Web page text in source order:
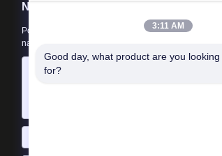
Napisz do nas
Poinformuj nas o swoich wymaganiach. Połączymy z
najlepsze produkty.
3:11 AM
Good day, what product are you looking
for?